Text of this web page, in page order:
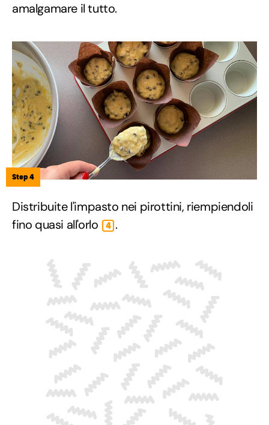
amalgamare il tutto.
Step 4
Distribuite l'impasto nei pirottini, riempiendoli
fino quasi all'orlo
4 .